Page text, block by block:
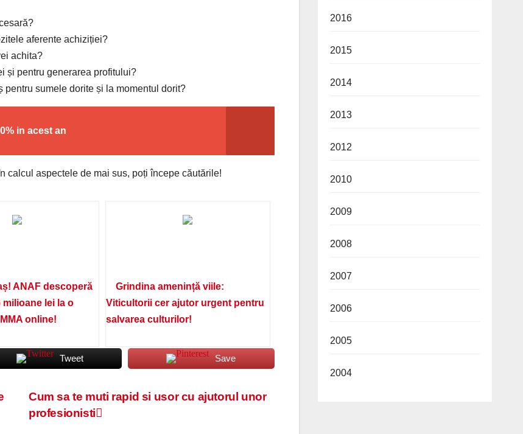
aferente achiziției?
achita?
și pentru generarea profitului?
sumele dorite și la momentul dorit?
in acest an
calcul aspectele de mai sus, poți începe căutările!
ANAF descoperă
milioane lei la o
online!
Grindina amenință viile:
Viticultorii cer ajutor urgent pentru
salvarea culturilor!
Tweet Save
Cum sa te muti rapid si usor cu ajutorul unor
profesionisti
2016
2015
2014
2013
2012
2010
2009
2008
2007
2006
2005
2004